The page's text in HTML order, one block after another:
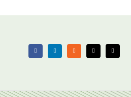
FacebookLinkedIn Rss X Email